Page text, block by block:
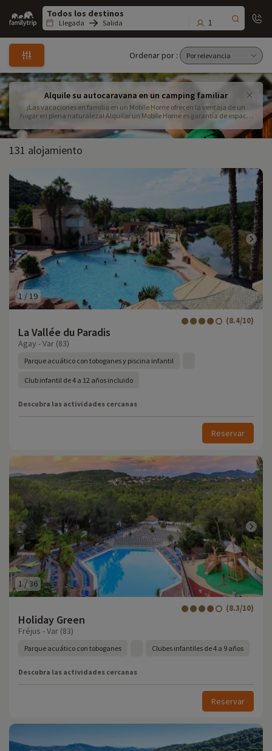
Family
trip
Llegada Salida 1
Ordenar por :
Alquile su autocaravana en un camping familiar
¡Las vacaciones en familia en un Mobile Home ofrecen la ventaja de un
hogar en plena naturaleza! Alquilar un Mobile Home es garantía de espacio
campings más bonitos de Francia para que sus vacaciones en familia sean
todo un éxito.
131 alojamiento
1 /19
La Vallée du Paradis
(8.4/10)
Agay - Var (83)
Parque acuático con toboganes y piscina infantil
Club infantil de 4 a 12 años incluido
Descubra las actividades cercanas
Reservar
1 /36
Holiday Green
(8.3/10)
Fréjus - Var (83)
Parque acuático con toboganes Clubes infantiles de 4 a 9 años
Descubra las actividades cercanas
Reservar